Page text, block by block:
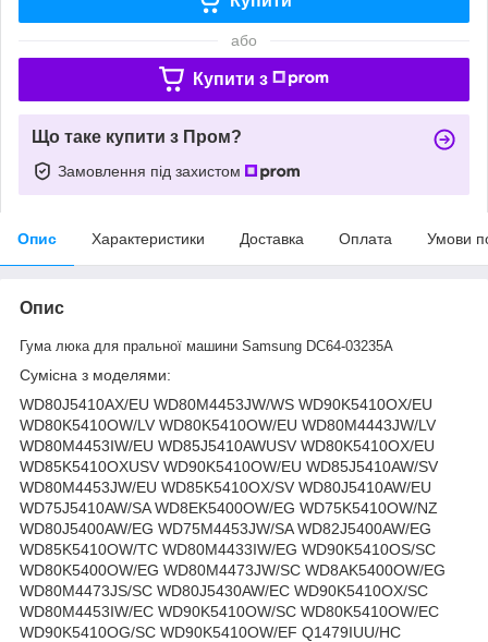
або
Купити з
Що таке купити з Пром?
Замовлення під захистом
Опис Характеристики Доставка Оплата Умови
Опис
Гума люка для пральної машини Samsung DC64-03235A
Сумісна з моделями:
WD80J5410AX/EU WD80M4453JW/WS WD90K5410OX/EU
WD80K5410OW/LV WD80K5410OW/EU WD80M4443JW/LV
WD80M4453IW/EU WD85J5410AWUSV WD80K5410OX/EU
WD85K5410OXUSV WD90K5410OW/EU WD85J5410AW/SV
WD80M4453JW/EU WD85K5410OX/SV WD80J5410AW/EU
WD75J5410AW/SA WD8EK5400OW/EG WD75K5410OW/NZ
WD80J5400AW/EG WD75M4453JW/SA WD82J5400AW/EG
WD85K5410OW/TC WD80M4433IW/EG WD90K5410OS/SC
WD80K5400OW/EG WD80M4473JW/SC WD8AK5400OW/EG
WD80M4473JS/SC WD80J5430AW/EC WD90K5410OX/SC
WD80M4453IW/EC WD90K5410OW/SC WD80K5410OW/EC
WD90K5410OG/SC WD90K5410OW/EF Q1479IUU/HC